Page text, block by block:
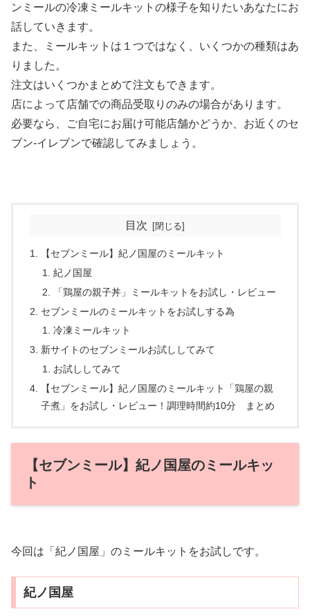
ンミールの冷凍ミールキットの様子を知りたいあなたにお
話していきます。
また、ミールキットは１つではなく、いくつかの種類はあ
りました。
注文はいくつかまとめて注文もできます。
店によって店舗での商品受取りのみの場合があります。
必要なら、ご自宅にお届け可能店舗かどうか、お近くのセ
ブン‐イレブンで確認してみましょう。
目次
【セブンミール】紀ノ国屋のミールキット
紀ノ国屋
「鶏屋の親子丼」ミールキットをお試し・レビュー
セブンミールのミールキットをお試しする為
冷凍ミールキット
新サイトのセブンミールお試ししてみて
お試ししてみて
【セブンミール】紀ノ国屋のミールキット「鶏屋の親
子煮」をお試し・レビュー！調理時間約10分 まとめ
【セブンミール】紀ノ国屋のミールキッ
ト
今回は「紀ノ国屋」のミールキットをお試しです。
紀ノ国屋